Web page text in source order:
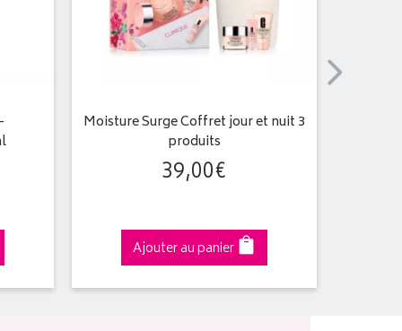
Moisture Surge Coffret jour et nuit 3
produits
39,00€
Ajouter au panier